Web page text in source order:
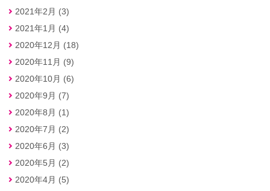
2021年2月 (3)
2021年1月 (4)
2020年12月 (18)
2020年11月 (9)
2020年10月 (6)
2020年9月 (7)
2020年8月 (1)
2020年7月 (2)
2020年6月 (3)
2020年5月 (2)
2020年4月 (5)